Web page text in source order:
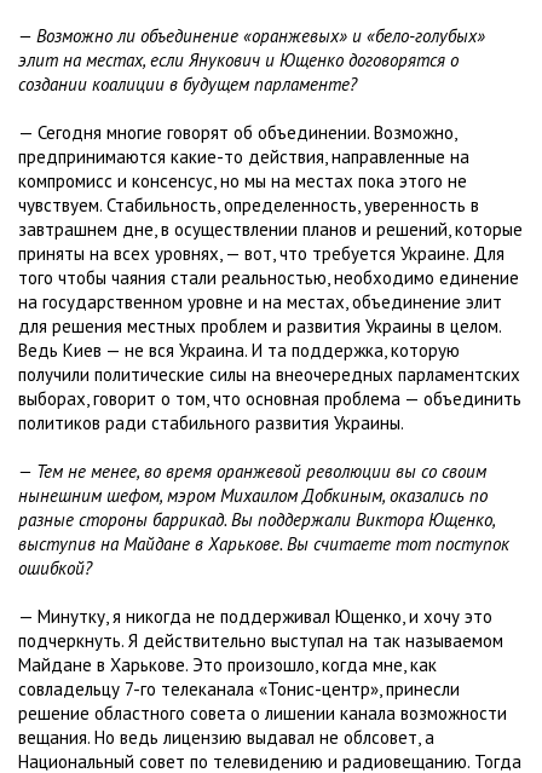
— Возможно ли объединение «оранжевых» и «бело-голубых»
элит на местах, если Янукович и Ющенко договорятся о
создании коалиции в будущем парламенте?
— Сегодня многие говорят об объединении. Возможно,
предпринимаются какие-то действия, направленные на
компромисс и консенсус, но мы на местах пока этого не
чувствуем. Стабильность, определенность, уверенность в
завтрашнем дне, в осуществлении планов и решений, которые
приняты на всех уровнях, — вот, что требуется Украине. Для
того чтобы чаяния стали реальностью, необходимо единение
на государственном уровне и на местах, объединение элит
для решения местных проблем и развития Украины в целом.
Ведь Киев — не вся Украина. И та поддержка, которую
получили политические силы на внеочередных парламентских
выборах, говорит о том, что основная проблема — объединить
политиков ради стабильного развития Украины.
— Тем не менее, во время оранжевой революции вы со своим
нынешним шефом, мэром Михаилом Добкиным, оказались по
разные стороны баррикад. Вы поддержали Виктора Ющенко,
выступив на Майдане в Харькове. Вы считаете тот поступок
ошибкой?
— Минутку, я никогда не поддерживал Ющенко, и хочу это
подчеркнуть. Я действительно выступал на так называемом
Майдане в Харькове. Это произошло, когда мне, как
совладельцу 7-го телеканала «Тонис-центр», принесли
решение областного совета о лишении канала возможности
вещания. Но ведь лицензию выдавал не облсовет, а
Национальный совет по телевидению и радиовещанию. Тогда